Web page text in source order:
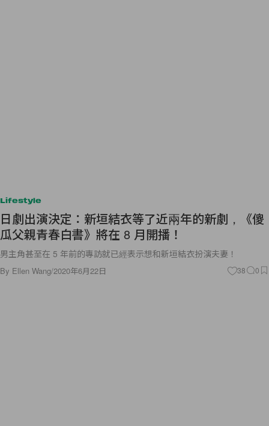
Lifestyle
日劇出演決定：新垣結衣等了近兩年的新劇，《傻
瓜父親青春白書》將在 8 月開播！
男主角甚至在 5 年前的專訪就已經表示想和新垣結衣扮演夫妻！
By Ellen Wang/2020年6月22日 38 0